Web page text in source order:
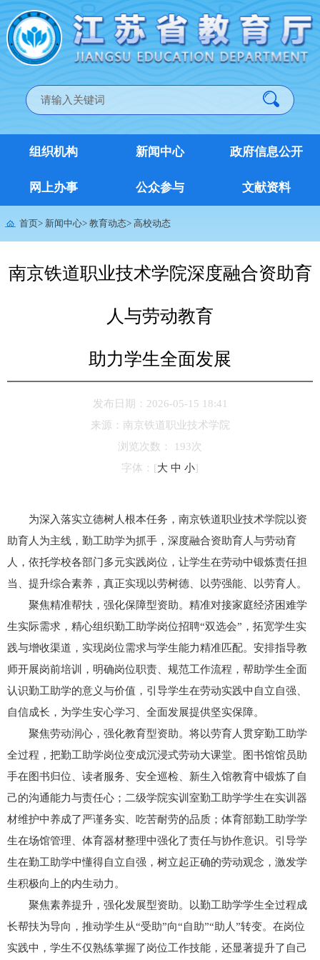
组织机构 新闻中心 政府信息公开
网上办事 公众参与 文献资料
首页> 新闻中心> 教育动态> 高校动态
南京铁道职业技术学院深度融合资助育
人与劳动教育
助力学生全面发展
发布日期：2026-05-15 18:41
来源： 南京铁道职业技术学院
浏览次数：
193次
字体： [大 中 小]
为深入落实立德树人根本任务，南京铁道职业技术学院以资
助育人为主线，勤工助学为抓手，深度融合资助育人与劳动育
人，依托学校各部门多元实践岗位，让学生在劳动中锻炼责任担
当、提升综合素养，真正实现以劳树德、以劳强能、以劳育人。
聚焦精准帮扶，强化保障型资助。精准对接家庭经济困难学
生实际需求，精心组织勤工助学岗位招聘“双选会”，拓宽学生实
践与增收渠道，实现岗位需求与学生能力精准匹配。安排指导教
师开展岗前培训，明确岗位职责、规范工作流程，帮助学生全面
认识勤工助学的意义与价值，引导学生在劳动实践中自立自强、
自信成长，为学生安心学习、全面发展提供坚实保障。
聚焦劳动润心，强化教育型资助。将以劳育人贯穿勤工助学
全过程，把勤工助学岗位变成沉浸式劳动大课堂。图书馆馆员助
手在图书归位、读者服务、安全巡检、新生入馆教育中锻炼了自
己的沟通能力与责任心；二级学院实训室勤工助学学生在实训器
材维护中养成了严谨务实、吃苦耐劳的品质；体育部勤工助学学
生在场馆管理、体育器材整理中强化了责任与协作意识。引导学
生在勤工助学中懂得自立自强，树立起正确的劳动观念，激发学
生积极向上的内生动力。
聚焦素养提升，强化发展型资助。以勤工助学学生全过程成
长帮扶为导向，推动学生从“受助”向“自助”“助人”转变。在岗位
实践中，学生不仅熟练掌握了岗位工作技能，还显著提升了自己